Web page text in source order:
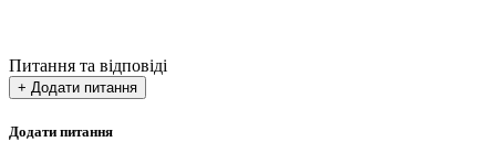
Питання та відповіді
+ Додати питання
Додати питання